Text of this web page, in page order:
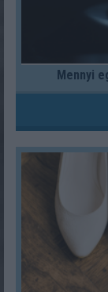
Mennyi